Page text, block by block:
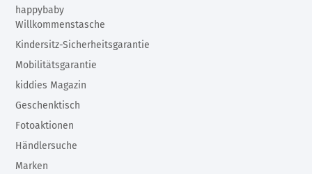
happybaby
Willkommenstasche
Kindersitz-Sicherheitsgarantie
Mobilitätsgarantie
kiddies Magazin
Geschenktisch
Fotoaktionen
Händlersuche
Marken